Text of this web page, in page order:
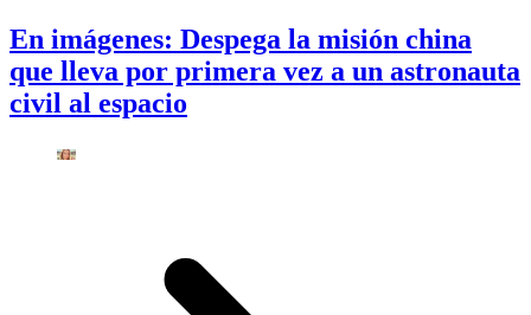
En imágenes: Despega la misión china
que lleva por primera vez a un astronauta
civil al espacio